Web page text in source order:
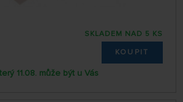
SKLADEM NAD 5 KS
KOUPIT
11.08. může být u Vás